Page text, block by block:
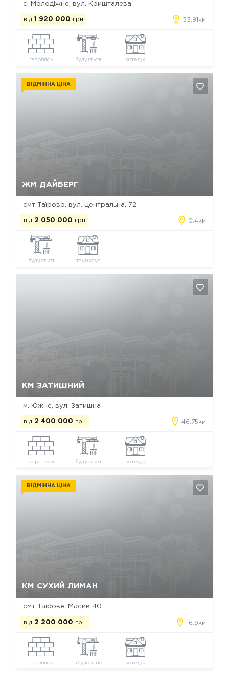
с. Молодіжне, вул. Кришталева
від 1 920 000 грн 33.91км
газоблок будується котедж
ЖМ ДАЙБЕРГ
ВІДМІННА ЦІНА
смт Таїрово, вул. Центральна, 72
від 2 050 000 грн 0.4км
будується таунхаус
КМ ЗАТИШНИЙ
м. Южне, вул. Затишна
від 2 400 000 грн 46.75км
кератерм будується котедж
КМ СУХИЙ ЛИМАН
ВІДМІННА ЦІНА
смт Таїрове, Масив 40
від 2 200 000 грн 16.9км
газоблок збудовано котедж